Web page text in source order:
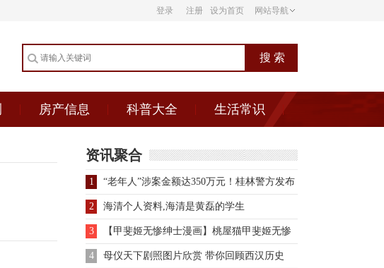
登录 注册 设为首页 网站导航
房产信息 科普大全 生活常识
资讯聚合
1 “老年人”涉案金额达350万元！桂林警方发布
重要提醒
2 海清个人资料,海清是黄磊的学生
3 【甲斐姬无惨绅士漫画】桃屋猫甲斐姬无惨
图
4 母仪天下剧照图片欣赏 带你回顾西汉历史